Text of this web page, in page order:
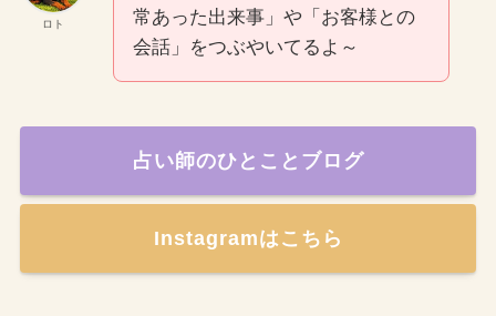
ロト
常あった出来事」や「お客様との
会話」をつぶやいてるよ～
占い師のひとことブログ
Instagramはこちら